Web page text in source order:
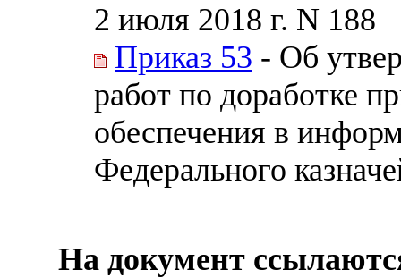
2 июля 2018 г. N 188
Приказ 53 - Об
работ по доработке
обеспечения в
Федерального
На документ